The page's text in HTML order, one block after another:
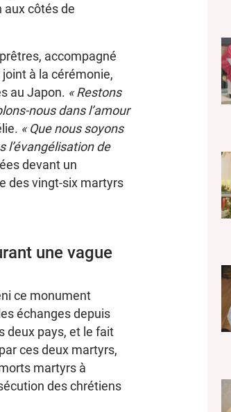
aux côtés de
accompagné
joint à la cérémonie,
au Japon. « Restons
nous dans l’amour
« Que nous soyons
l’évangélisation de
devant un
des vingt-six martyrs
une vague
ce monument
échanges depuis
deux pays, et le fait
ces deux martyrs,
martyrs à
des chrétiens